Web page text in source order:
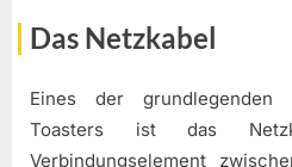
Das Netzkabel
Eines der grundlegenden
Toasters ist das
Verbindungselement